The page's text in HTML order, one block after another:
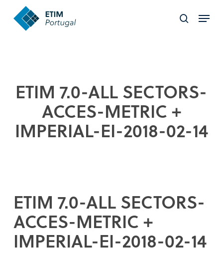
search
Menu
ETIM 7.0-ALL SECTORS-
ACCES-METRIC +
IMPERIAL-EI-2018-02-14
ETIM 7.0-ALL SECTORS-
ACCES-METRIC +
IMPERIAL-EI-2018-02-14